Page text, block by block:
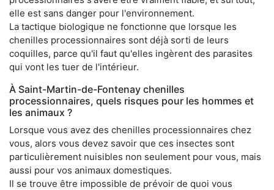
elle est sans danger pour l'environnement.
La tactique biologique ne fonctionne que lorsque les
chenilles processionnaires sont déjà sorti de leurs
coquilles, parce qu'il faut qu'elles ingèrent des parasites
qui vont les tuer de l'intérieur.
À Saint-Martin-de-Fontenay chenilles
processionnaires, quels risques pour les hommes et
les animaux ?
Lorsque vous avez des chenilles processionnaires chez
vous, alors vous devez savoir que ces insectes sont
particulièrement nuisibles non seulement pour vous, mais
aussi pour vos animaux domestiques.
Il se trouve être impossible de prévoir de quoi vous